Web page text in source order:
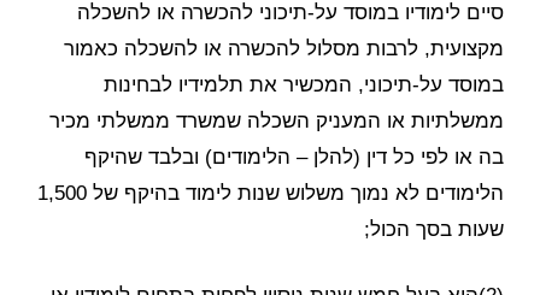
סיים לימודיו במוסד על-תיכוני להכשרה או להשכלה
מקצועית, לרבות מסלול להכשרה או להשכלה כאמור
במוסד על-תיכוני, המכשיר את תלמידיו לבחינות
ממשלתיות או המעניק השכלה שמשרד ממשלתי מכיר
בה או לפי כל דין (להלן – הלימודים) ובלבד שהיקף
הלימודים לא נמוך משלוש שנות לימוד בהיקף של 1,500
שעות בסך הכול;